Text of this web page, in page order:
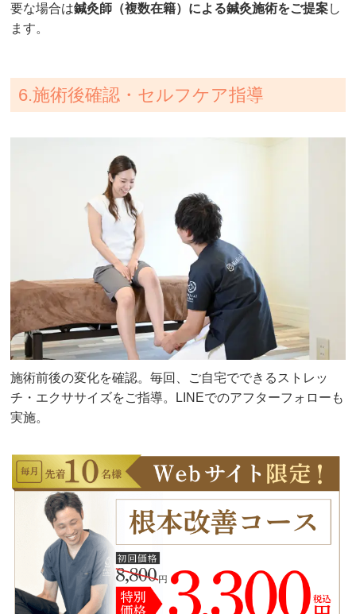
要な場合は鍼灸師（複数在籍）による鍼灸施術をご提案し
ます。
6.施術後確認・セルフケア指導
施術前後の変化を確認。毎回、ご自宅でできるストレッ
チ・エクササイズをご指導。LINEでのアフターフォローも
実施。